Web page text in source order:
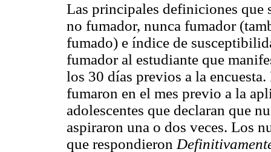
Las principales definiciones que
no fumador, nunca fumador
fumado) e índice de
fumador al estudiante que
los 30 días previos a la
fumaron en el mes previo a la
adolescentes que declaran que
aspiraron una o dos veces. Los
que respondieron